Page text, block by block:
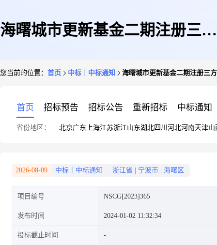
海曙城市更新基金二期注册三方
您当前的位置： 首页 中标｜中标通知 海曙城市更新基金二期注册三
首页 招标预告 招标公告 重新招标 中标通知
省份地区： 北京广东 上海江苏浙江山东湖北四川 河北河南天津山
2026-08-09 中标｜中标通知 浙江省 宁波市 海曙区
项目编号 NSCG[2023]365
发布时间 2024-01-02 11:32:34
投标截止时间